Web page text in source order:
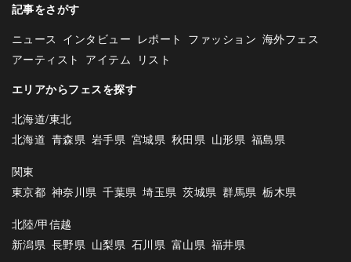
記事をさがす
ニュース インタビュー レポート ファッション 海外フェス
アーティスト アイテム リスト
エリアからフェスを探す
北海道/東北
北海道 青森県 岩手県 宮城県 秋田県 山形県 福島県
関東
東京都 神奈川県 千葉県 埼玉県 茨城県 群馬県 栃木県
北陸/甲信越
新潟県 長野県 山梨県 石川県 富山県 福井県